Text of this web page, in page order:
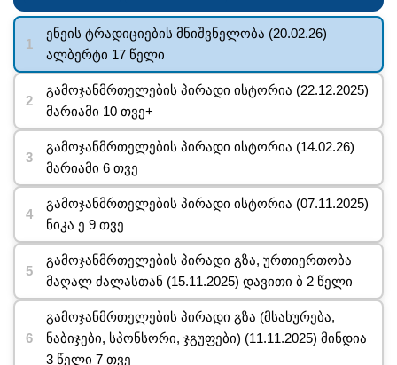
ენეის ტრადიციების მნიშვნელობა (20.02.26)
ალბერტი 17 წელი
გამოჯანმრთელების პირადი ისტორია (22.12.2025)
მარიამი 10 თვე+
გამოჯანმრთელების პირადი ისტორია (14.02.26)
მარიამი 6 თვე
გამოჯანმრთელების პირადი ისტორია (07.11.2025)
ნიკა ე 9 თვე
გამოჯანმრთელების პირადი გზა, ურთიერთობა
მაღალ ძალასთან (15.11.2025) დავითი ბ 2 წელი
გამოჯანმრთელების პირადი გზა (მსახურება,
ნაბიჯები, სპონსორი, ჯგუფები) (11.11.2025) მინდია
3 წელი 7 თვე